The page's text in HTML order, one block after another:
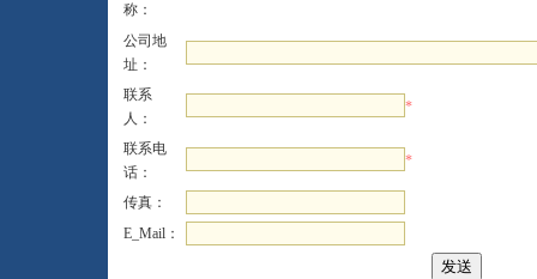
称：
公司地
址：
联系
人：
*
联系电
话：
*
传真：
E_Mail：